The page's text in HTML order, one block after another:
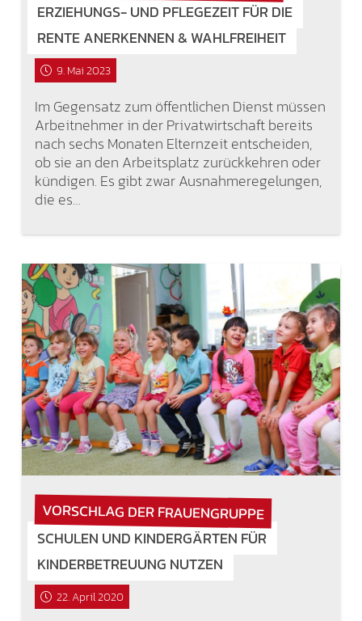
ERZIEHUNGS- UND PFLEGEZEIT FÜR DIE
RENTE ANERKENNEN & WAHLFREIHEIT
9. Mai 2023
Im Gegensatz zum öffentlichen Dienst müssen
Arbeitnehmer in der Privatwirtschaft bereits
nach sechs Monaten Elternzeit entscheiden,
ob sie an den Arbeitsplatz zurückkehren oder
kündigen. Es gibt zwar Ausnahmeregelungen,
die es…
VORSCHLAG DER FRAUENGRUPPE
SCHULEN UND KINDERGÄRTEN FÜR
KINDERBETREUUNG NUTZEN
22. April 2020